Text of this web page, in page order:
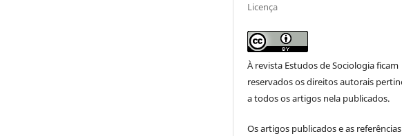
Licença
À revista Estudos de Sociologia ficam
reservados os direitos autorais
a todos os artigos nela publicados.
Os artigos publicados e as referências